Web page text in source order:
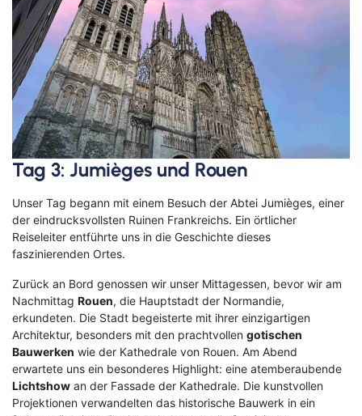
Tag 3: Jumièges und Rouen
Unser Tag begann mit einem Besuch der Abtei Jumièges, einer
der eindrucksvollsten Ruinen Frankreichs. Ein örtlicher
Reiseleiter entführte uns in die Geschichte dieses
faszinierenden Ortes.
Zurück an Bord genossen wir unser Mittagessen, bevor wir am
Nachmittag Rouen, die Hauptstadt der Normandie,
erkundeten. Die Stadt begeisterte mit ihrer einzigartigen
Architektur, besonders mit den prachtvollen gotischen
Bauwerken wie der Kathedrale von Rouen. Am Abend
erwartete uns ein besonderes Highlight: eine atemberaubende
Lichtshow an der Fassade der Kathedrale. Die kunstvollen
Projektionen verwandelten das historische Bauwerk in ein